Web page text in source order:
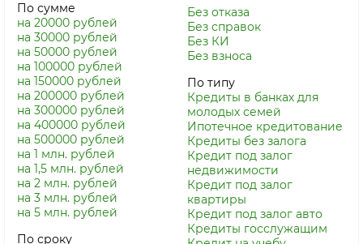
По сумме
на 20000 рублей
на 30000 рублей
на 50000 рублей
на 100000 рублей
на 150000 рублей
на 200000 рублей
на 300000 рублей
на 400000 рублей
на 500000 рублей
на 1 млн. рублей
на 1,5 млн. рублей
на 2 млн. рублей
на 3 млн. рублей
на 5 млн. рублей
По сроку
Без отказа
Без справок
Без КИ
Без взноса
По типу
Кредиты в банках для
молодых семей
Ипотечное кредитование
Кредиты без залога
Кредит под залог
недвижимости
Кредит под залог
квартиры
Кредит под залог авто
Кредиты госслужащим